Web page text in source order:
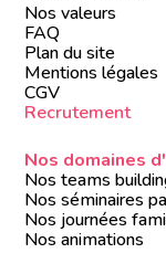
Nos valeurs
FAQ
Plan du site
Mentions légales
CGV
Recrutement
Nos domaines
Nos teams
Nos séminaires
Nos journées
Nos animations